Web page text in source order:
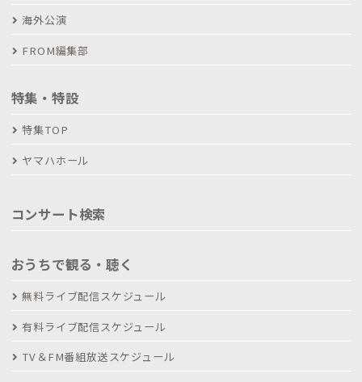
海外公演
FROM編集部
特集・特設
特集TOP
ヤマハホール
コンサート検索
おうちで観る・聴く
無料ライブ配信スケジュール
有料ライブ配信スケジュール
TV＆FM番組放送スケジュール